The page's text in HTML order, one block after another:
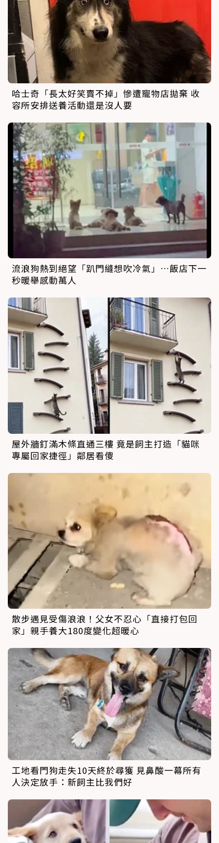
哈士奇「長太好笑賣不掉」慘遭寵物店拋棄 收
容所安排送養活動還是沒人要
流浪狗熱到絕望「趴門縫想吹冷氣」…飯店下一
秒暖舉感動萬人
屋外牆釘滿木條直通三樓 竟是飼主打造「貓咪
專屬回家捷徑」鄰居看傻
散步遇見受傷浪浪！父女不忍心「直接打包回
家」親手養大180度變化超暖心
工地看門狗走失10天終於尋獲 見鼻酸一幕所有
人決定放手：新飼主比我們好